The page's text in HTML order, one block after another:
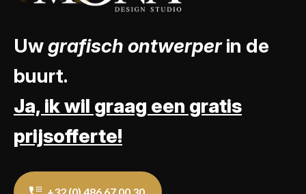
Uwgrafisch ontwerperin de
buurt.
Ja, ik wil graag een gratis
prijsofferte!